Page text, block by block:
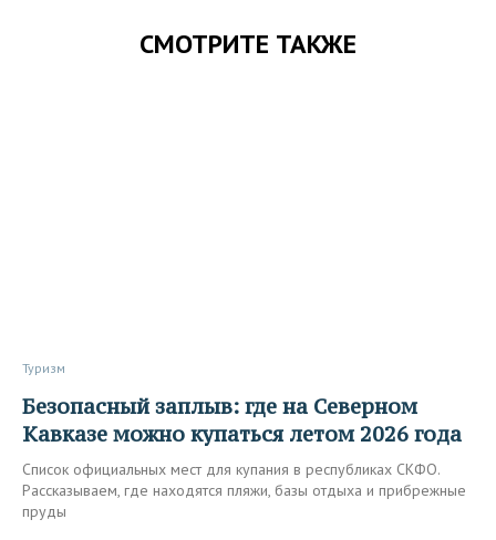
СМОТРИТЕ ТАКЖЕ
Туризм
Безопасный заплыв: где на Северном
Кавказе можно купаться летом 2026 года
Список официальных мест для купания в республиках СКФО.
Рассказываем, где находятся пляжи, базы отдыха и прибрежные
пруды